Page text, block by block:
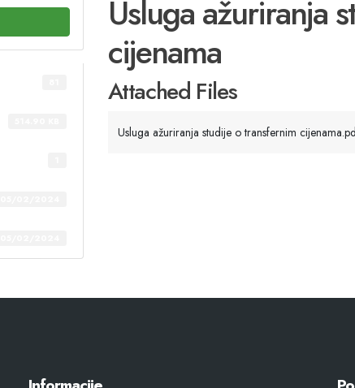
Usluga ažuriranja
cijenama
Attached Files
Usluga ažuriranja studije o transfernim